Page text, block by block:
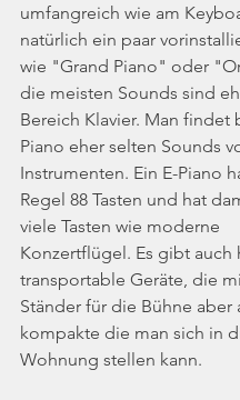
umfangreich wie am
natürlich ein paar
wie "Grand Piano" oder
die meisten Sounds sind
Bereich Klavier. Man findet
Piano eher selten Sounds
Instrumenten. Ein E-Piano
Regel 88 Tasten und hat
viele Tasten wie moderne
Konzertflügel. Es gibt auch
transportable Geräte, die
Ständer für die Bühne aber
kompakte die man sich in
Wohnung stellen kann.